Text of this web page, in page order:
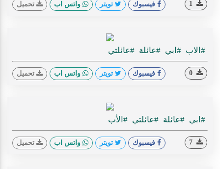
فيسبوك تويتر واتس اب تحميل
#الاب #ابي #عائلة #عائلتي
فيسبوك تويتر واتس اب تحميل
#ابي #عائلة #عائلتي #الأب
فيسبوك تويتر واتس اب تحميل